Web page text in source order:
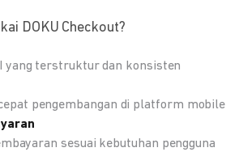
DOKU Checkout?
yang terstruktur dan konsisten
pengembangan di platform mobile
sesuai kebutuhan pengguna